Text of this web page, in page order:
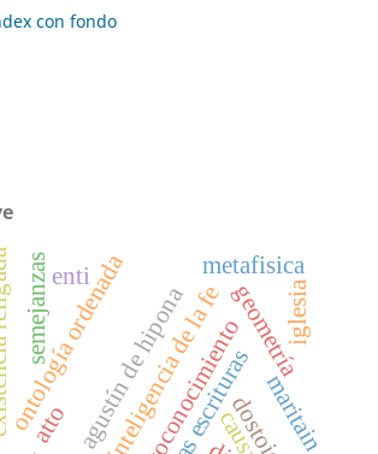
ontología ordenada
causa
agustín de hiponaautoconocimiento
semejanzas inteligencia de la fegeometría
iglesia
atto
metafisica
enti
maritain